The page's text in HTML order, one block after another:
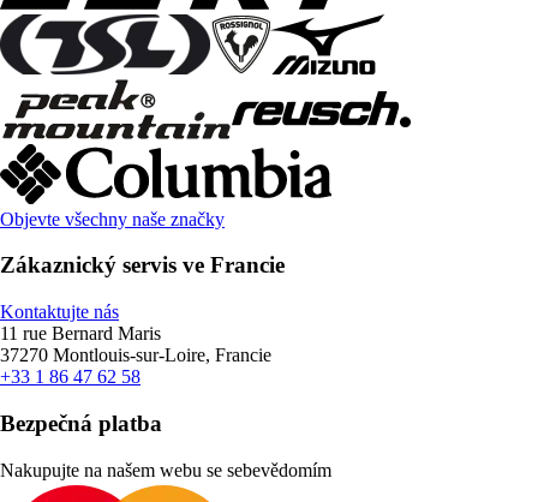
Objevte všechny naše značky
Zákaznický servis ve Francie
Kontaktujte nás
11 rue Bernard Maris
37270 Montlouis-sur-Loire, Francie
+33 1 86 47 62 58
Bezpečná platba
Nakupujte na našem webu se sebevědomím